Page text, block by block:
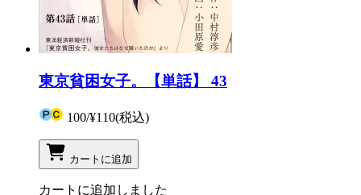
東京貧困女子。【単話】 43
100/¥110(税込)
カートに追加
カートに追加しました